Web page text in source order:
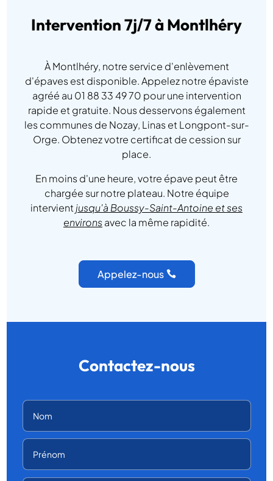
Intervention 7j/7 à Montlhéry
À Montlhéry, notre service d'enlèvement
d'épaves est disponible. Appelez notre épaviste
agréé au 01 88 33 49 70 pour une intervention
rapide et gratuite. Nous desservons également
les communes de Nozay, Linas et Longpont-sur-
Orge. Obtenez votre certificat de cession sur
place.
En moins d'une heure, votre épave peut être
chargée sur notre plateau. Notre équipe
intervient jusqu'à Boussy-Saint-Antoine et ses
environs avec la même rapidité.
Appelez-nous
Contactez-nous